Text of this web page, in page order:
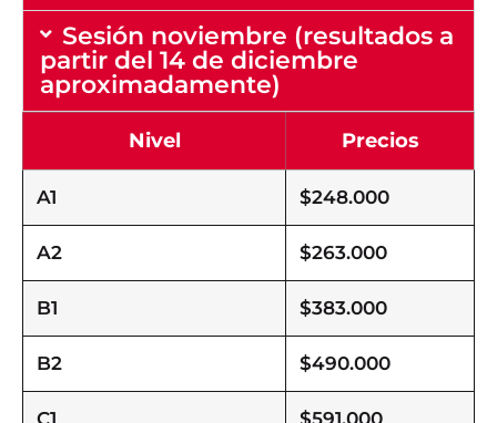
Sesión noviembre (resultados a
partir del 14 de diciembre
aproximadamente)
Nivel Precios
A1 $248.000
A2 $263.000
B1 $383.000
B2 $490.000
C1 $591.000